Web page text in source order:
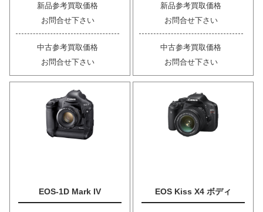
新品参考買取価格
お問合せ下さい
中古参考買取価格
お問合せ下さい
新品参考買取価格
お問合せ下さい
中古参考買取価格
お問合せ下さい
EOS-1D Mark IV EOS Kiss X4 ボディ